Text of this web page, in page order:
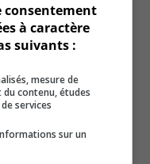
traiter ses eaux
consentement
à caractère
suivants :
mesure de
contenu, études
services
sur un